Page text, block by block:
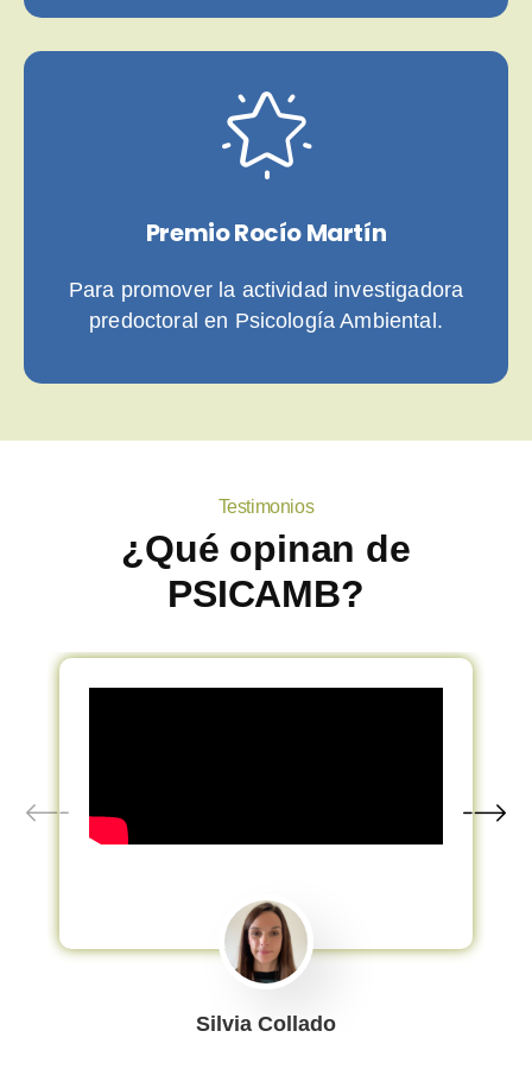
Premio Rocío Martín
Para promover la actividad investigadora
predoctoral en Psicología Ambiental.
Testimonios
¿Qué opinan de
PSICAMB?
Silvia Collado